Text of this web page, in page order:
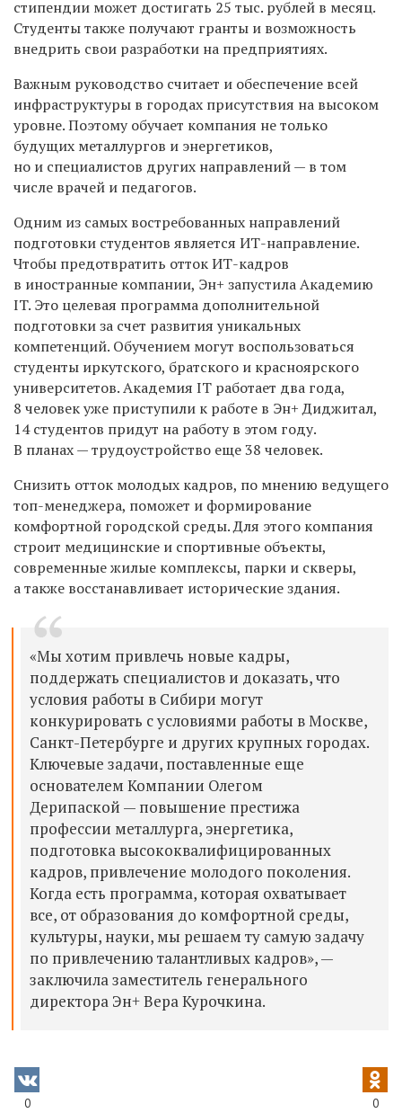
стипендии может достигать 25 тыс. рублей в месяц.
Студенты также получают гранты и возможность
внедрить свои разработки на предприятиях.
Важным руководство считает и обеспечение всей
инфраструктуры в городах присутствия на высоком
уровне. Поэтому обучает компания не только
будущих металлургов и энергетиков,
но и специалистов других направлений — в том
числе врачей и педагогов.
Одним из самых востребованных направлений
подготовки студентов является ИТ-направление.
Чтобы предотвратить отток ИТ-кадров
в иностранные компании, Эн+ запустила Академию
IT. Это целевая программа дополнительной
подготовки за счет развития уникальных
компетенций. Обучением могут воспользоваться
студенты иркутского, братского и красноярского
университетов. Академия IT работает два года,
8 человек уже приступили к работе в Эн+ Диджитал,
14 студентов придут на работу в этом году.
В планах — трудоустройство еще 38 человек.
Снизить отток молодых кадров, по мнению ведущего
топ-менеджера, поможет и формирование
комфортной городской среды.Для этого компания
строит медицинские и спортивные объекты,
современные жилые комплексы, парки и скверы,
а также восстанавливает исторические здания.
«Мы хотим привлечь новые кадры,
поддержать специалистов и доказать, что
условия работы в Сибири могут
конкурировать с условиями работы в Москве,
Санкт-Петербурге и других крупных городах.
Ключевые задачи, поставленные еще
основателем Компании Олегом
Дерипаской — повышение престижа
профессии металлурга, энергетика,
подготовка высококвалифицированных
кадров, привлечение молодого поколения.
Когда есть программа, которая охватывает
все, от образования до комфортной среды,
культуры, науки, мы решаем ту самую задачу
по привлечению талантливых кадров», —
заключила заместитель генерального
директора Эн+ Вера Курочкина.
0 0